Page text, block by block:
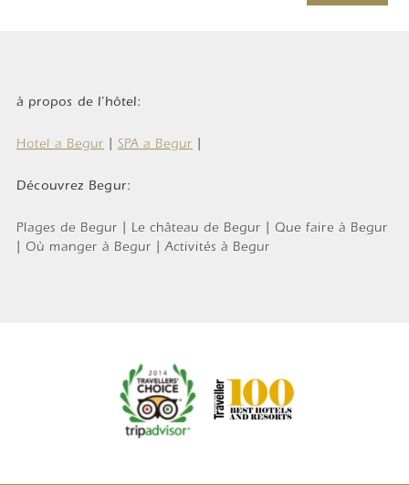
à propos de l'hôtel:
Hotel a Begur| SPA a Begur|
Découvrez Begur:
Plages de Begur | Le château de Begur | Que faire à Begur
| Où manger à Begur | Activités à Begur